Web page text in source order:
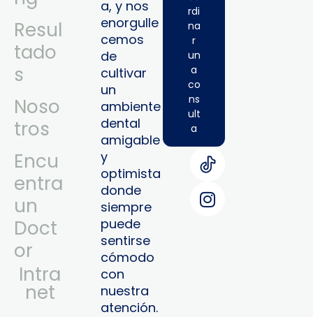
Resul
tado
s
Noso
tros
Encu
entra
un
Doct
or
Intra
Net
a, y nos
enorgulle
cemos
de
cultivar
un
ambiente
dental
amigable
y
optimista
donde
siempre
puede
sentirse
cómodo
con
nuestra
atención.
rdi
na
r
un
a
co
ns
ult
a